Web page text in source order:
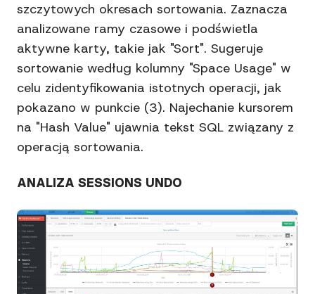
szczytowych okresach sortowania. Zaznacza
analizowane ramy czasowe i podświetla
aktywne karty, takie jak "Sort". Sugeruje
sortowanie według kolumny "Space Usage" w
celu zidentyfikowania istotnych operacji, jak
pokazano w punkcie (3). Najechanie kursorem
na "Hash Value" ujawnia tekst SQL związany z
operacją sortowania.
ANALIZA SESSIONS UNDO